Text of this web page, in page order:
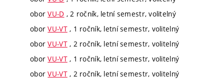
oborVU-D , 2 ročník, letní semestr, volitelný
oborVU-VT, 1 ročník, letní semestr, volitelný
oborVU-VT, 2 ročník, letní semestr, volitelný
oborVU-VT, 1 ročník, letní semestr, volitelný
oborVU-VT, 2 ročník, letní semestr, volitelný